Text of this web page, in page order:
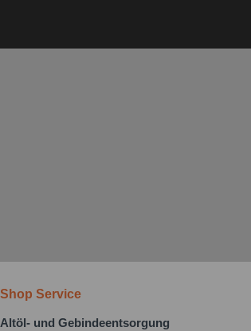
Shop Service
Altöl- und Gebindeentsorgung